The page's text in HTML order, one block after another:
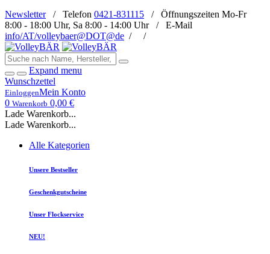
Newsletter/ Telefon 0421-831115 / Öffnungszeiten Mo-Fr
8:00 - 18:00 Uhr, Sa 8:00 - 14:00 Uhr / E-Mail
info/AT/volleybaer@DOT@de / /
Expand menu
Wunschzettel
EinloggenMein Konto
0 Warenkorb 0,00 €
Lade Warenkorb...
Lade Warenkorb...
Alle Kategorien
Unsere Bestseller
Geschenkgutscheine
Unser Flockservice
NEU!